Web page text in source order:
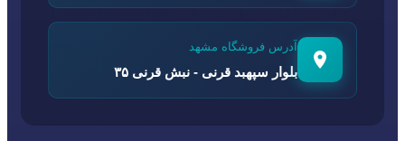
آدرس فروشگاه مشهد
بلوار سپهبد قرنی - نبش قرنی ۳۵